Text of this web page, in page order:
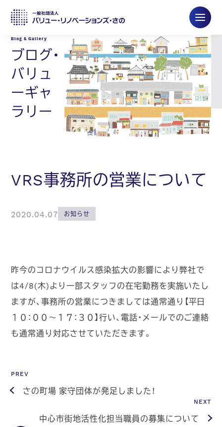
ブログ・
バリュ
ーギャ
ラリー
VRS事務所の営業について
2020.04.07 お知らせ
昨今のコロナウイルス感染拡大の影響により弊社で
は4/8(木)より一部スタッフの在宅勤務を実施いたし
ますが、事務所の営業につきましては通常通り【平日
１０：００～１７：３０】行い、電話・メールでのご連絡
も通常通り対応させていただきます。
PREV
さの町場 家守団体が発足しました！
NEXT
中心市街地活性化担当職員の募集について